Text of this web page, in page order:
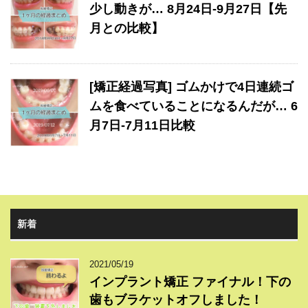
少し動きが… 8月24日-9月27日【先
月との比較】
[矯正経過写真] ゴムかけで4日連続ゴ
ムを食べていることになるんだが… 6
月7日-7月11日比較
新着
2021/05/19
インプラント矯正 ファイナル！下の
歯もブラケットオフしました！